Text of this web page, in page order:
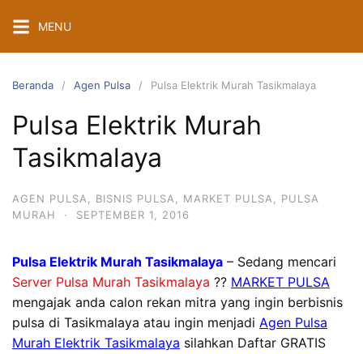
ke
konten
MENU
Beranda Agen Pulsa Pulsa Elektrik Murah Tasikmalaya
Pulsa Elektrik Murah
Tasikmalaya
AGEN PULSA BISNIS PULSA MARKET PULSA
PULSA
MURAH
· SEPTEMBER 1, 2016
Pulsa Elektrik Murah Tasikmalaya – Sedang mencari
Server Pulsa Murah Tasikmalaya ?? MARKET PULSA
mengajak anda calon rekan mitra yang ingin berbisnis
pulsa di Tasikmalaya atau ingin menjadi Agen Pulsa
Murah Elektrik Tasikmalaya silahkan Daftar GRATIS